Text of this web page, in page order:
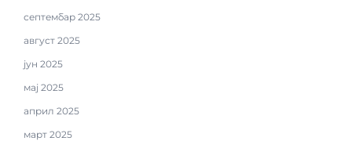
септембар 2025
август 2025
јун 2025
мај 2025
април 2025
март 2025